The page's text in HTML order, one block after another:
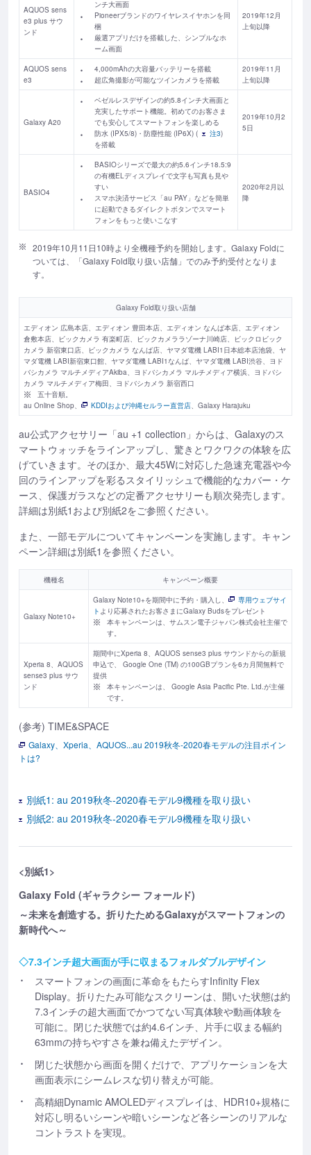
AQUOS sens
e3 plus サウ
ンド
ンチ大画面
Pioneerブランドのワイヤレスイヤホンを同
梱
厳選アプリだけを搭載した、シンプルなホ
ーム画面
2019年12月
上旬以降
AQUOS sens
e3
4,000mAhの大容量バッテリーを搭載
超広角撮影が可能なツインカメラを搭載
2019年11月
上旬以降
Galaxy A20
ベゼルレスデザインの約5.8インチ大画面と
充実したサポート機能。初めてのお客さま
でも安心してスマートフォンを楽しめる
防水 (IPX5/8)・防塵性能 (IP6X) (
注3)
を搭載
2019年10月2
5日
BASIO4
BASIOシリーズで最大の約5.6インチ18.5:9
の有機ELディスプレイで文字も写真も見や
すい
スマホ決済サービス「au PAY」などを簡単
に起動できるダイレクトボタンでスマート
フォンをもっと使いこなす
2020年2月以
降
2019年10月11日10時より全機種予約を開始します。Galaxy Foldに
ついては、「Galaxy Fold取り扱い店舗」でのみ予約受付となりま
す。
Galaxy Fold取り扱い店舗
エディオン 広島本店、エディオン 豊田本店、エディオン なんば本店、エディオン
倉敷本店、ビックカメラ 有楽町店、ビックカメララゾーナ川崎店、ビックロビック
カメラ 新宿東口店、ビックカメラ なんば店、ヤマダ電機 LABI1日本総本店池袋、ヤ
マダ電機 LABI新宿東口館、ヤマダ電機 LABI1なんば、ヤマダ電機 LABI渋谷、ヨド
バシカメラ マルチメディアAkiba、ヨドバシカメラ マルチメディア横浜、ヨドバシ
カメラ マルチメディア梅田、ヨドバシカメラ 新宿西口
五十音順。
au Online Shop、
KDDIおよび沖縄セルラー直営店 、Galaxy Harajuku
au公式アクセサリー「au +1 collection」からは、Galaxyのス
マートウォッチをラインアップし、驚きとワクワクの体験を広
げていきます。そのほか、最大45Wに対応した急速充電器や今
回のラインアップを彩るスタイリッシュで機能的なカバー・ケ
ース、保護ガラスなどの定番アクセサリーも順次発売します。
詳細は別紙1および別紙2をご参照ください。
また、一部モデルについてキャンペーンを実施します。 キャン
ペーン詳細は別紙1を参照ください。
機種名 キャンペーン概要
Galaxy Note10+
Galaxy Note10+を期間中に予約・購入し、
専用ウェブサイ
ト より応募されたお客さまにGalaxy Budsをプレゼント
本キャンペーンは、サムスン電子ジャパン株式会社主催で
す。
Xperia 8、AQUOS
sense3 plus サウ
ンド
期間中にXperia 8、AQUOS sense3 plus サウンドからの新規
申込で、 Google One (TM) の100GBプランを6カ月間無料で
提供
本キャンペーンは、 Google Asia Pacific Pte. Ltd.が主催
です。
(参考) TIME&SPACE
Galaxy、Xperia、AQUOS...au 2019秋冬-2020春モデルの注目ポイン
トは?
別紙1: au 2019秋冬-2020春モデル9機種を取り扱い
別紙2: au 2019秋冬-2020春モデル9機種を取り扱い
<別紙1>
Galaxy Fold (ギャラクシー フォールド)
～未来を創造する。折りたためるGalaxyがスマートフォンの
新時代へ～
◇7.3インチ超大画面が手に収まるフォルダブルデザイン
スマートフォンの画面に革命をもたらすInfinity Flex
Display。折りたたみ可能なスクリーンは、開いた状態は約
7.3インチの超大画面でかつてない写真体験や動画体験を
可能に。閉じた状態では約4.6インチ、片手に収まる幅約
63mmの持ちやすさを兼ね備えたデザイン。
閉じた状態から画面を開くだけで、アプリケーションを大
画面表示にシームレスな切り替えが可能。
高精細Dynamic AMOLEDディスプレイは、HDR10+規格に
対応し明るいシーンや暗いシーンなど各シーンのリアルな
コントラストを実現。